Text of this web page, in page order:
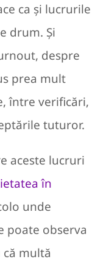
ca și lucrurile
drum. Și
despre
prea mult
între verificări,
tuturor.
aceste lucruri
în
unde
poate observa
multă